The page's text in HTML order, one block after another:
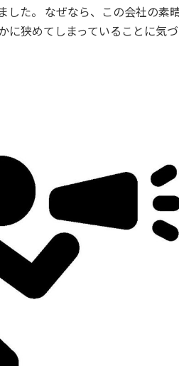
した。 なぜなら、この会社の素
に狭めてしまっていることに気